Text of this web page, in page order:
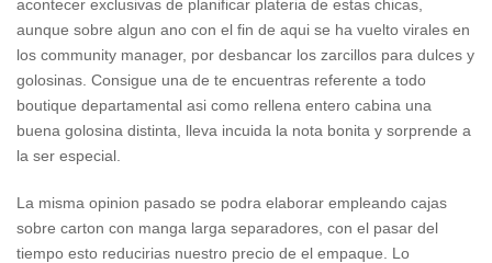
acontecer exclusivas de planificar plateria de estas chicas,
aunque sobre algun ano con el fin de aqui se ha vuelto virales en
los community manager, por desbancar los zarcillos para dulces y
golosinas. Consigue una de te encuentras referente a todo
boutique departamental asi­ como rellena entero cabina una
buena golosina distinta, lleva incuida la nota bonita y sorprende a
la ser especial.
La misma opinion pasado se podra elaborar empleando cajas
sobre carton con manga larga separadores, con el pasar del
tiempo esto reducirias nuestro precio de el empaque. Lo